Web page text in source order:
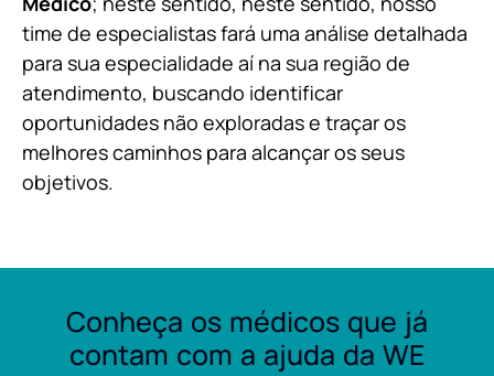
time de especialistas fará uma análise detalhada
para sua especialidade aí na sua região de
atendimento, buscando identificar
oportunidades não exploradas e traçar os
melhores caminhos para alcançar os seus
objetivos.
Conheça os médicos que já
contam com a ajuda da WE